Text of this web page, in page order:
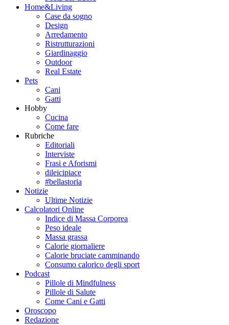
Home&Living
Case da sogno
Design
Arredamento
Ristrutturazioni
Giardinaggio
Outdoor
Real Estate
Pets
Cani
Gatti
Hobby
Cucina
Come fare
Rubriche
Editoriali
Interviste
Frasi e Aforismi
dileicipiace
#bellastoria
Notizie
Ultime Notizie
Calcolatori Online
Indice di Massa Corporea
Peso ideale
Massa grassa
Calorie giornaliere
Calorie bruciate camminando
Consumo calorico degli sport
Podcast
Pillole di Mindfulness
Pillole di Salute
Come Cani e Gatti
Oroscopo
Redazione